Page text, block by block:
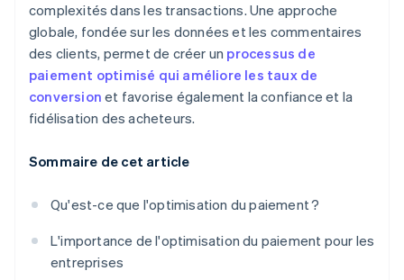
complexités dans les transactions. Une approche
globale, fondée sur les données et les commentaires
des clients, permet de créer un processus de
paiement optimisé qui améliore les taux de
conversion et favorise également la confiance et la
fidélisation des acheteurs.
Sommaire de cet article
Qu'est-ce que l'optimisation du paiement ?
L'importance de l'optimisation du paiement pour les
entreprises